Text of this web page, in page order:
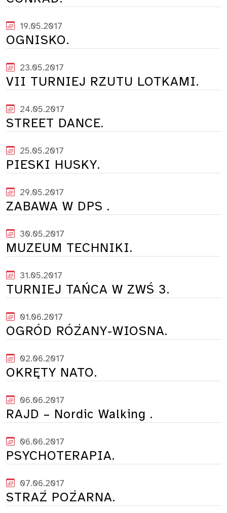
19.05.2017
OGNISKO.
23.05.2017
VII TURNIEJ RZUTU LOTKAMI.
24.05.2017
STREET DANCE.
25.05.2017
PIESKI HUSKY.
29.05.2017
ZABAWA W DPS .
30.05.2017
MUZEUM TECHNIKI.
31.05.2017
TURNIEJ TAŃCA W ZWŚ 3.
01.06.2017
OGRÓD RÓŻANY-WIOSNA.
02.06.2017
OKRĘTY NATO.
06.06.2017
RAJD – Nordic Walking .
06.06.2017
PSYCHOTERAPIA.
07.06.2017
STRAŻ POŻARNA.